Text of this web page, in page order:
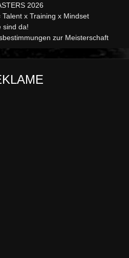
2026
x Training x Mindset
sind da!
zur Meisterschaft